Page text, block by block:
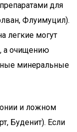
для
Флуимуцил).
легкие могут
а очищению
минеральные
и ложном
Буденит). Если